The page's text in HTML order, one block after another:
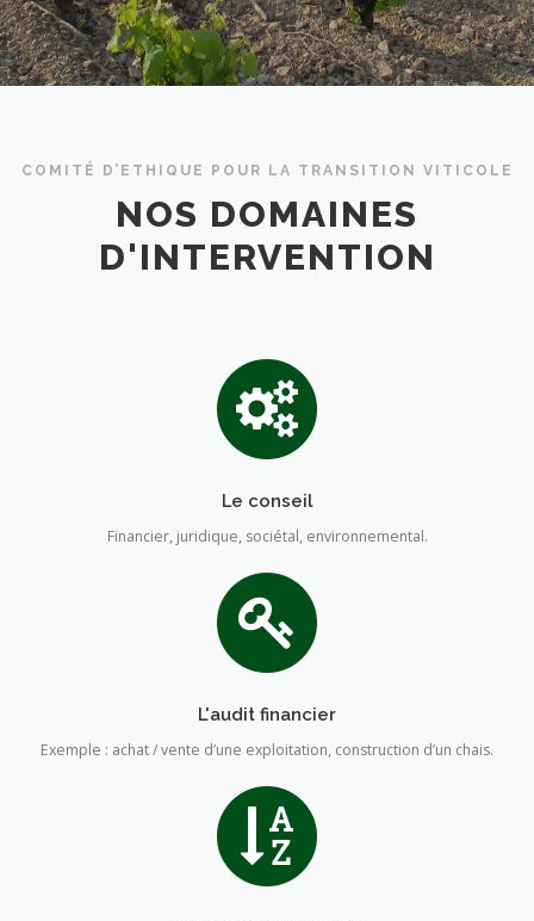
COMITÉ D’ETHIQUE POUR LA TRANSITION VITICOLE
NOS DOMAINES
D'INTERVENTION
Le conseil
Financier, juridique, sociétal, environnemental.
L'audit financier
Exemple : achat / vente d’une exploitation, construction d’un chais.